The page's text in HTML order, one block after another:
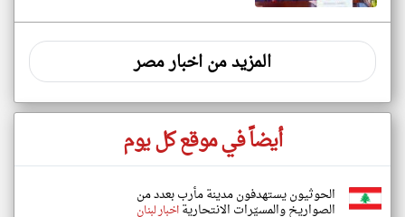
المزيد من اخبار مصر
أيضاً في موقع كل يوم
الحوثيون يستهدفون مدينة مأرب بعدد من
الصواريخ والمسيّرات الانتحاريةاخبار لبنان